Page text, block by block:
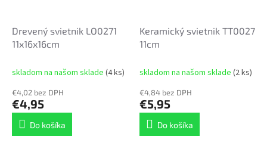
Drevený svietnik LO0271
11x16x16cm
skladom na našom sklade (4 ks)
€4,02 bez DPH
€4,95
Do košíka
Keramický svietnik TT0027
11cm
skladom na našom sklade (2 ks)
€4,84 bez DPH
€5,95
Do košíka